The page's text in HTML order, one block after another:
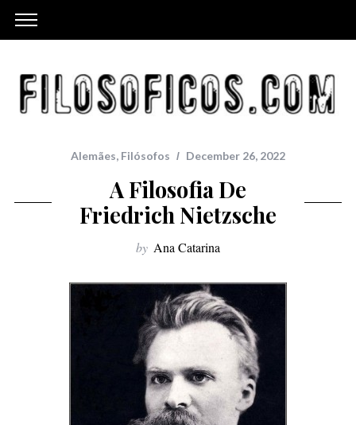
Alemães, Filósofos December 26, 2022
A Filosofia De
Friedrich Nietzsche
by Ana Catarina